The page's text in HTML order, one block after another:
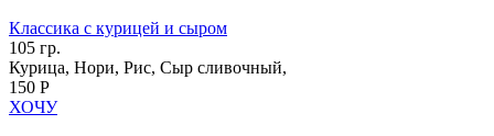
Классика с курицей и сыром
105 гр.
Курица, Нори, Рис, Сыр сливочный,
150 Р
ХОЧУ